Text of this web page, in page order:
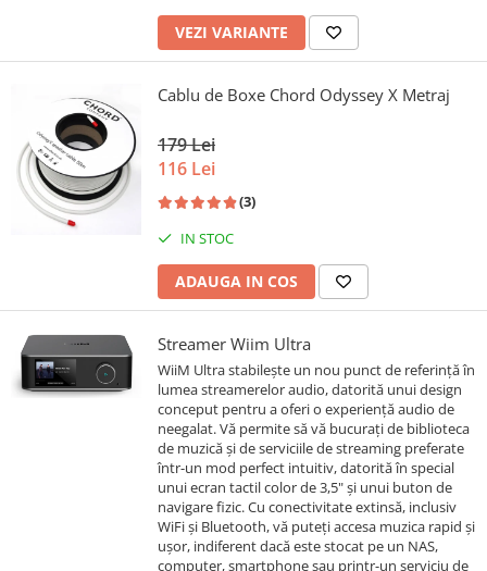
VEZI VARIANTE
Cablu de Boxe Chord Odyssey X Metraj
179 Lei
116 Lei
(3)
IN STOC
ADAUGA IN COS
Streamer Wiim Ultra
WiiM Ultra stabilește un nou punct de referință în
lumea streamerelor audio, datorită unui design
conceput pentru a oferi o experiență audio de
neegalat. Vă permite să vă bucurați de biblioteca
de muzică și de serviciile de streaming preferate
într-un mod perfect intuitiv, datorită în special
unui ecran tactil color de 3,5" și unui buton de
navigare fizic. Cu conectivitate extinsă, inclusiv
WiFi și Bluetooth, vă puteți accesa muzica rapid și
ușor, indiferent dacă este stocat pe un NAS,
computer, smartphone sau printr-un serviciu de